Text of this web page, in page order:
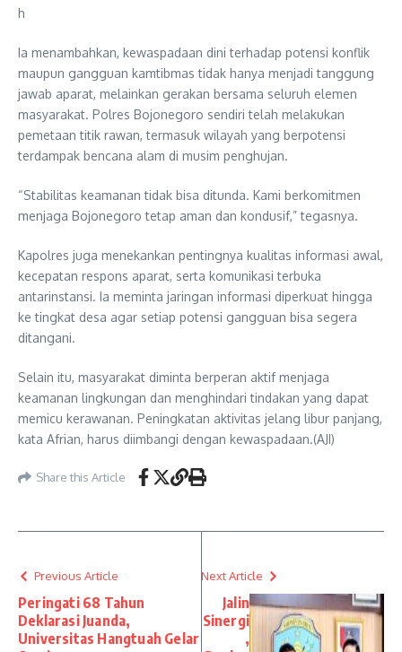
h
Ia menambahkan, kewaspadaan dini terhadap potensi konflik
maupun gangguan kamtibmas tidak hanya menjadi tanggung
jawab aparat, melainkan gerakan bersama seluruh elemen
masyarakat. Polres Bojonegoro sendiri telah melakukan
pemetaan titik rawan, termasuk wilayah yang berpotensi
terdampak bencana alam di musim penghujan.
“Stabilitas keamanan tidak bisa ditunda. Kami berkomitmen
menjaga Bojonegoro tetap aman dan kondusif,” tegasnya.
Kapolres juga menekankan pentingnya kualitas informasi awal,
kecepatan respons aparat, serta komunikasi terbuka
antarinstansi. Ia meminta jaringan informasi diperkuat hingga
ke tingkat desa agar setiap potensi gangguan bisa segera
ditangani.
Selain itu, masyarakat diminta berperan aktif menjaga
keamanan lingkungan dan menghindari tindakan yang dapat
memicu kerawanan. Peningkatan aktivitas jelang libur panjang,
kata Afrian, harus diimbangi dengan kewaspadaan.(AJI)
Share this Article
Previous Article
Peringati 68 Tahun
Deklarasi Juanda,
Universitas Hangtuah Gelar
Next Article
Jalin
Sinergi
,